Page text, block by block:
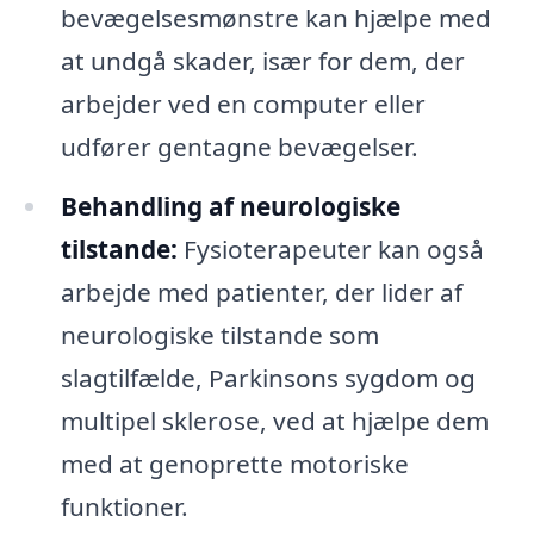
bevægelsesmønstre kan hjælpe med
at undgå skader, især for dem, der
arbejder ved en computer eller
udfører gentagne bevægelser.
Behandling af neurologiske
tilstande: Fysioterapeuter kan også
arbejde med patienter, der lider af
neurologiske tilstande som
slagtilfælde, Parkinsons sygdom og
multipel sklerose, ved at hjælpe dem
med at genoprette motoriske
funktioner.